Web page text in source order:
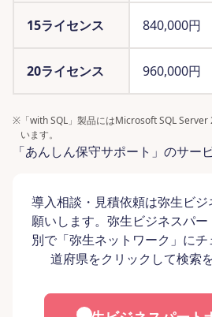
15ライセンス 840,000円
20ライセンス 960,000円
※ 「with SQL」製品にはMicrosoft SQL
います。
「あんしん保守サポート」のサー
導入相談・見積依頼は弥生ビ
願いします。弥生ビジネスパ
別で「弥生ネットワーク」に
道府県をクリックして検索